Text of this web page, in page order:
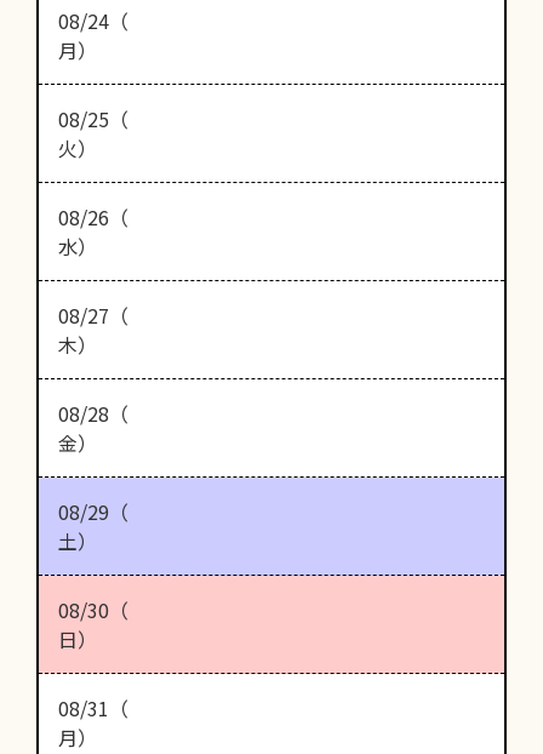
08/24（
月）
08/25（
火）
08/26（
水）
08/27（
木）
08/28（
金）
08/29（
土）
08/30（
日）
08/31（
月）